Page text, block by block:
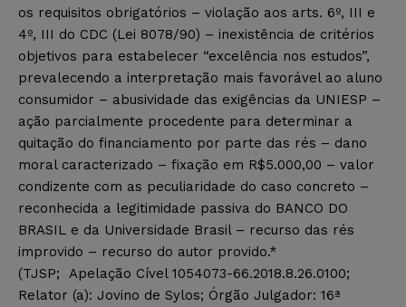
os requisitos obrigatórios – violação aos arts. 6º, III e
4º, III do CDC (Lei 8078/90) – inexistência de critérios
objetivos para estabelecer “excelência nos estudos”,
prevalecendo a interpretação mais favorável ao aluno
consumidor – abusividade das exigências da UNIESP –
ação parcialmente procedente para determinar a
quitação do financiamento por parte das rés – dano
moral caracterizado – fixação em R$5.000,00 – valor
condizente com as peculiaridade do caso concreto –
reconhecida a legitimidade passiva do BANCO DO
BRASIL e da Universidade Brasil – recurso das rés
improvido – recurso do autor provido.*
(TJSP; Apelação Cível 1054073-66.2018.8.26.0100;
Relator (a): Jovino de Sylos; Órgão Julgador: 16ª